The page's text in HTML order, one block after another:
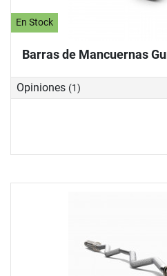
En Stock
Barras de Mancuernas
Opiniones (1)